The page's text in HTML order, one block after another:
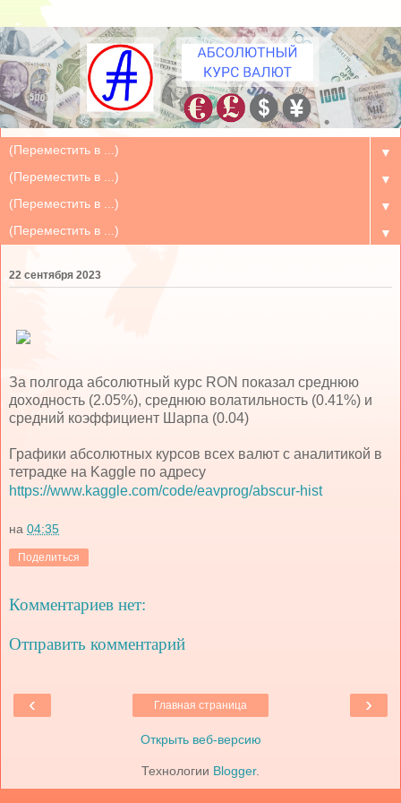
▼
▼
▼
▼
22 сентября 2023
За полгода абсолютный курс RON показал среднюю
доходность (2.05%), среднюю волатильность (0.41%) и
средний коэффициент Шарпа (0.04)
Графики абсолютных курсов всех валют с аналитикой в
тетрадке на Kaggle по адресу
https://www.kaggle.com/code/eavprog/abscur-hist
на 04:35
Поделиться
Комментариев нет:
Отправить комментарий
‹ ›
Главная страница
Открыть веб-версию
Технологии Blogger.